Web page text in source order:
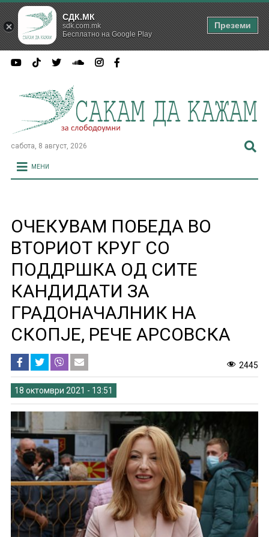
сабота, 8 август, 2026
МЕНИ
ОЧЕКУВАМ ПОБЕДА ВО
ВТОРИОТ КРУГ СО
ПОДДРШКА ОД СИТЕ
КАНДИДАТИ ЗА
ГРАДОНАЧАЛНИК НА
СКОПЈЕ, РЕЧЕ АРСОВСКА
2445
18 октомври 2021 - 13:51
СДК.МК
sdk.com.mk
Бесплатно на Google Play
Преземи